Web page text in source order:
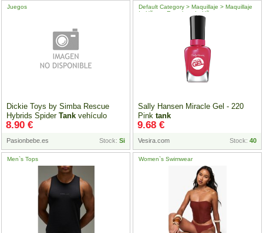
Dickie Toys by Simba Rescue
Hybrids Spider Tank vehículo
Juegos
Pasionbebe.es Stock: Si
8.90 €
Sally Hansen Miracle Gel - 220
Pink tank
Default Category > Maquillaje > Maquillaje
de Uñas > Esmaltes de Uñas
Vesira.com Stock: 40
9.68 €
Men`s Tops Women`s Swimwear